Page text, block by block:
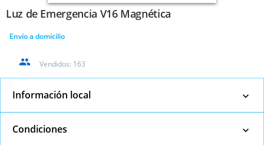
Luz de Emergencia V16 Magnética
Envío a domicilio
Vendidos: 163
Información local
Condiciones